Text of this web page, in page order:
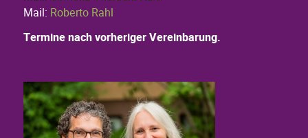
Mail: Roberto Rahl
Termine nach vorheriger Vereinbarung.